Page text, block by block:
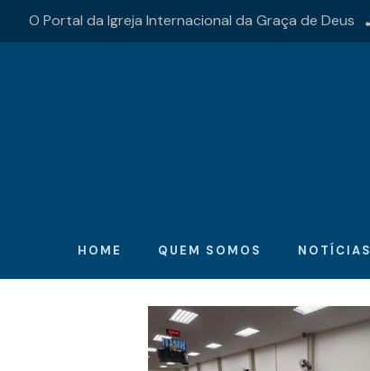
O Portal da Igreja Internacional da Graça de Deus
HOME QUEM SOMOS NOTÍCIAS